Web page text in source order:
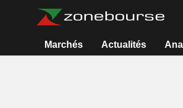
Marchés Actualités